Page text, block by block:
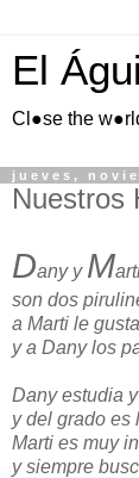
El
Cl●se the
jueves,
Nuestros
Dany y M
son dos
a Marti le
y a Dany los
Dany estudia
y del grado es
Marti es muy
y siempre